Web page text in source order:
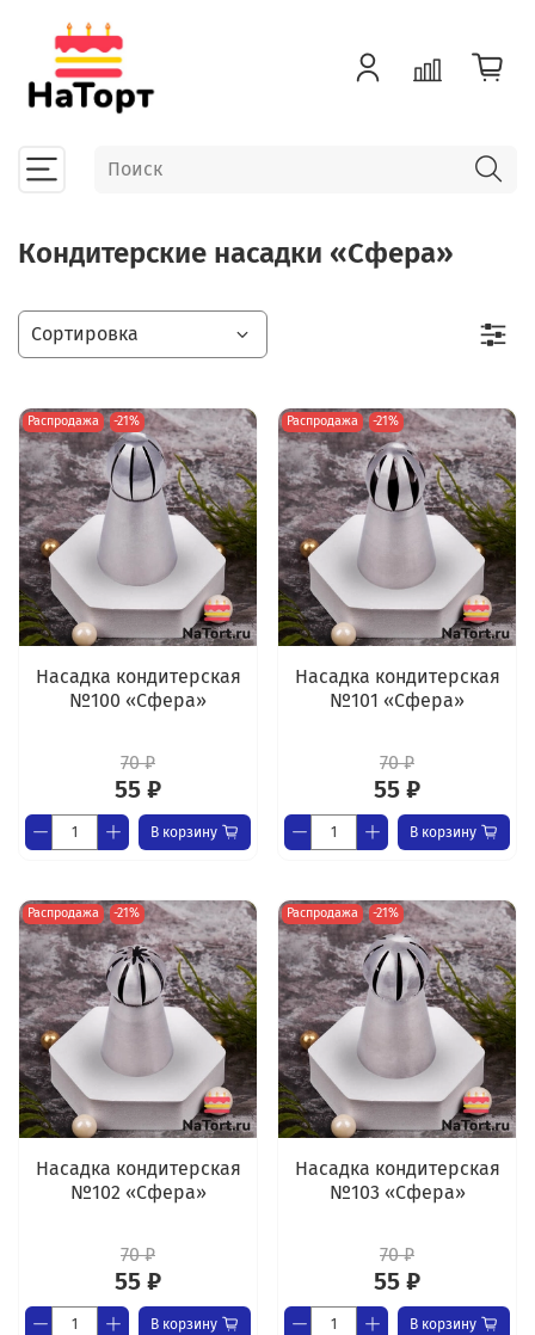
Кондитерские насадки «Сфера»
Распродажа -21%
Насадка кондитерская
№100 «Сфера»
70 ₽
55 ₽
В корзину
Распродажа -21%
Насадка кондитерская
№101 «Сфера»
70 ₽
55 ₽
В корзину
Распродажа -21%
Насадка кондитерская
№102 «Сфера»
70 ₽
55 ₽
В корзину
Распродажа -21%
Насадка кондитерская
№103 «Сфера»
70 ₽
55 ₽
В корзину